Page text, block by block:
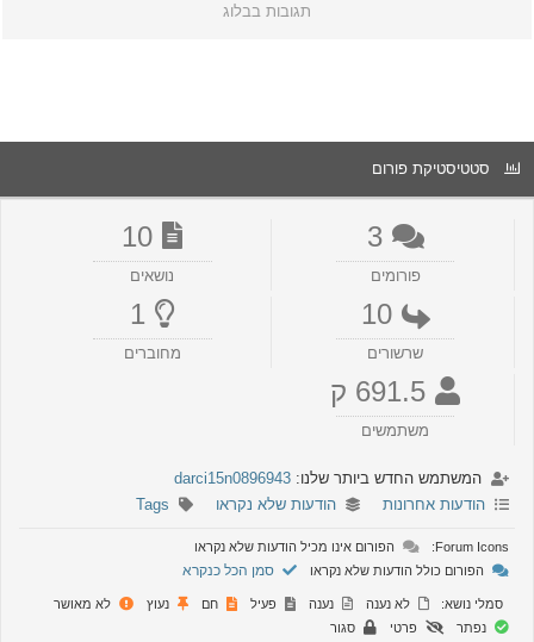
תגובות בבלוג
סטטיסטיקת פורום
3
פורומים
10
נושאים
10
שרשורים
1
מחוברים
691.5 ק
משתמשים
המשתמש החדש ביותר שלנו:darci15n0896943
הודעות אחרונות
הודעות שלא נקראו Tags
Forum
הפורום אינו מכיל הודעות שלא נקראו
הפורום כולל הודעות שלא נקראו
סמן הכל כנקרא
סמלי נושא: לא נענה נענה פעיל חם נעוץ
לא מאושר
נפתר
פרטי סגור